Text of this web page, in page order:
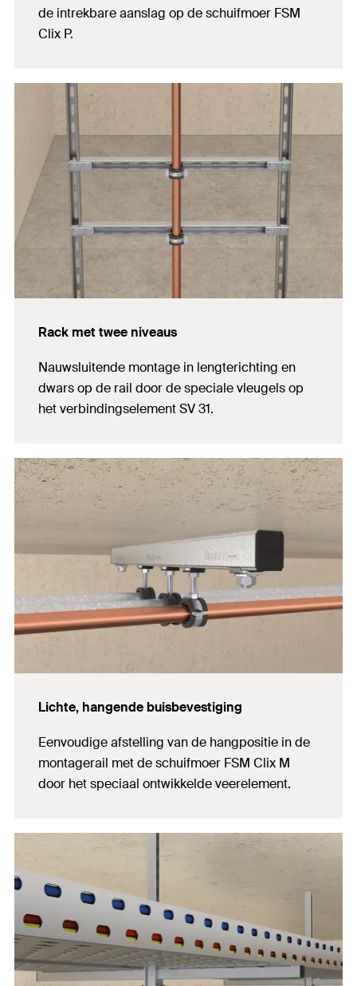
de intrekbare aanslag op de schuifmoer FSM
Clix P.
Rack met twee niveaus
Nauwsluitende montage in lengterichting en
dwars op de rail door de speciale vleugels op
het verbindingselement SV 31.
Lichte, hangende buisbevestiging
Eenvoudige afstelling van de hangpositie in de
montagerail met de schuifmoer FSM Clix M
door het speciaal ontwikkelde veerelement.